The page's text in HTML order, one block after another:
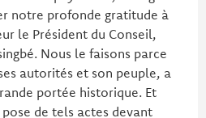
notre profonde gratitude à
le Président du Conseil,
Nous le faisons parce
autorités et son peuple, a
portée historique. Et
de tels actes devant